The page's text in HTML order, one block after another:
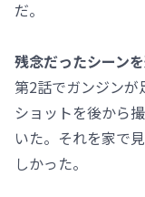
だ。
残念だったシーン
第2話でガンジンが
ショットを後から
いた。それを家で
しかった。